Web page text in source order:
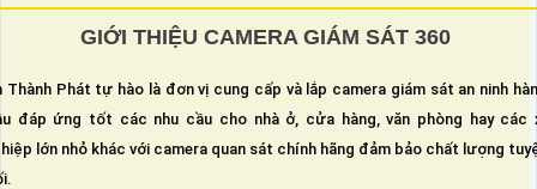
GIỚI THIỆU CAMERA GIÁM SÁT 360
Thành Phát tự hào là đơn vị cung cấp và lắp camera giám sát an ninh
đáp ứng tốt các nhu cầu cho nhà ở, cửa hàng, văn phòng hay các
lớn nhỏ khác với camera quan sát chính hãng đảm bảo chất lượng